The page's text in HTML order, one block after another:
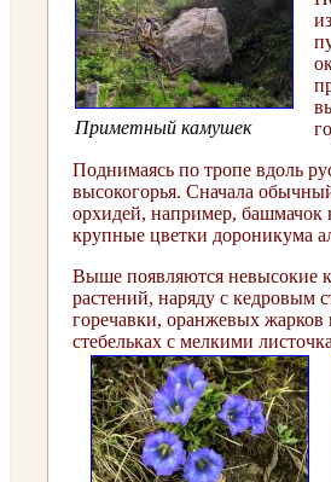
Приметный камушек
Поднимаясь по тропе вдоль
высокогорья. Сначала
орхидей, например, башмачок
крупные цветки дороникума
Выше появляются невысокие
растений, наряду с
горечавки, оранжевых
стебельках с мелкими